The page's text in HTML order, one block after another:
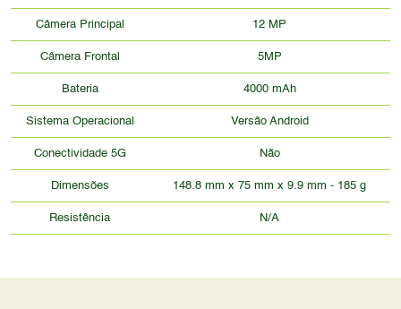
Câmera Principal 12 MP
Câmera Frontal 5MP
Bateria 4000 mAh
Sistema Operacional Versão Android
Conectividade 5G Não
Dimensões 148.8 mm x 75 mm x 9.9 mm - 185 g
Resistência N/A